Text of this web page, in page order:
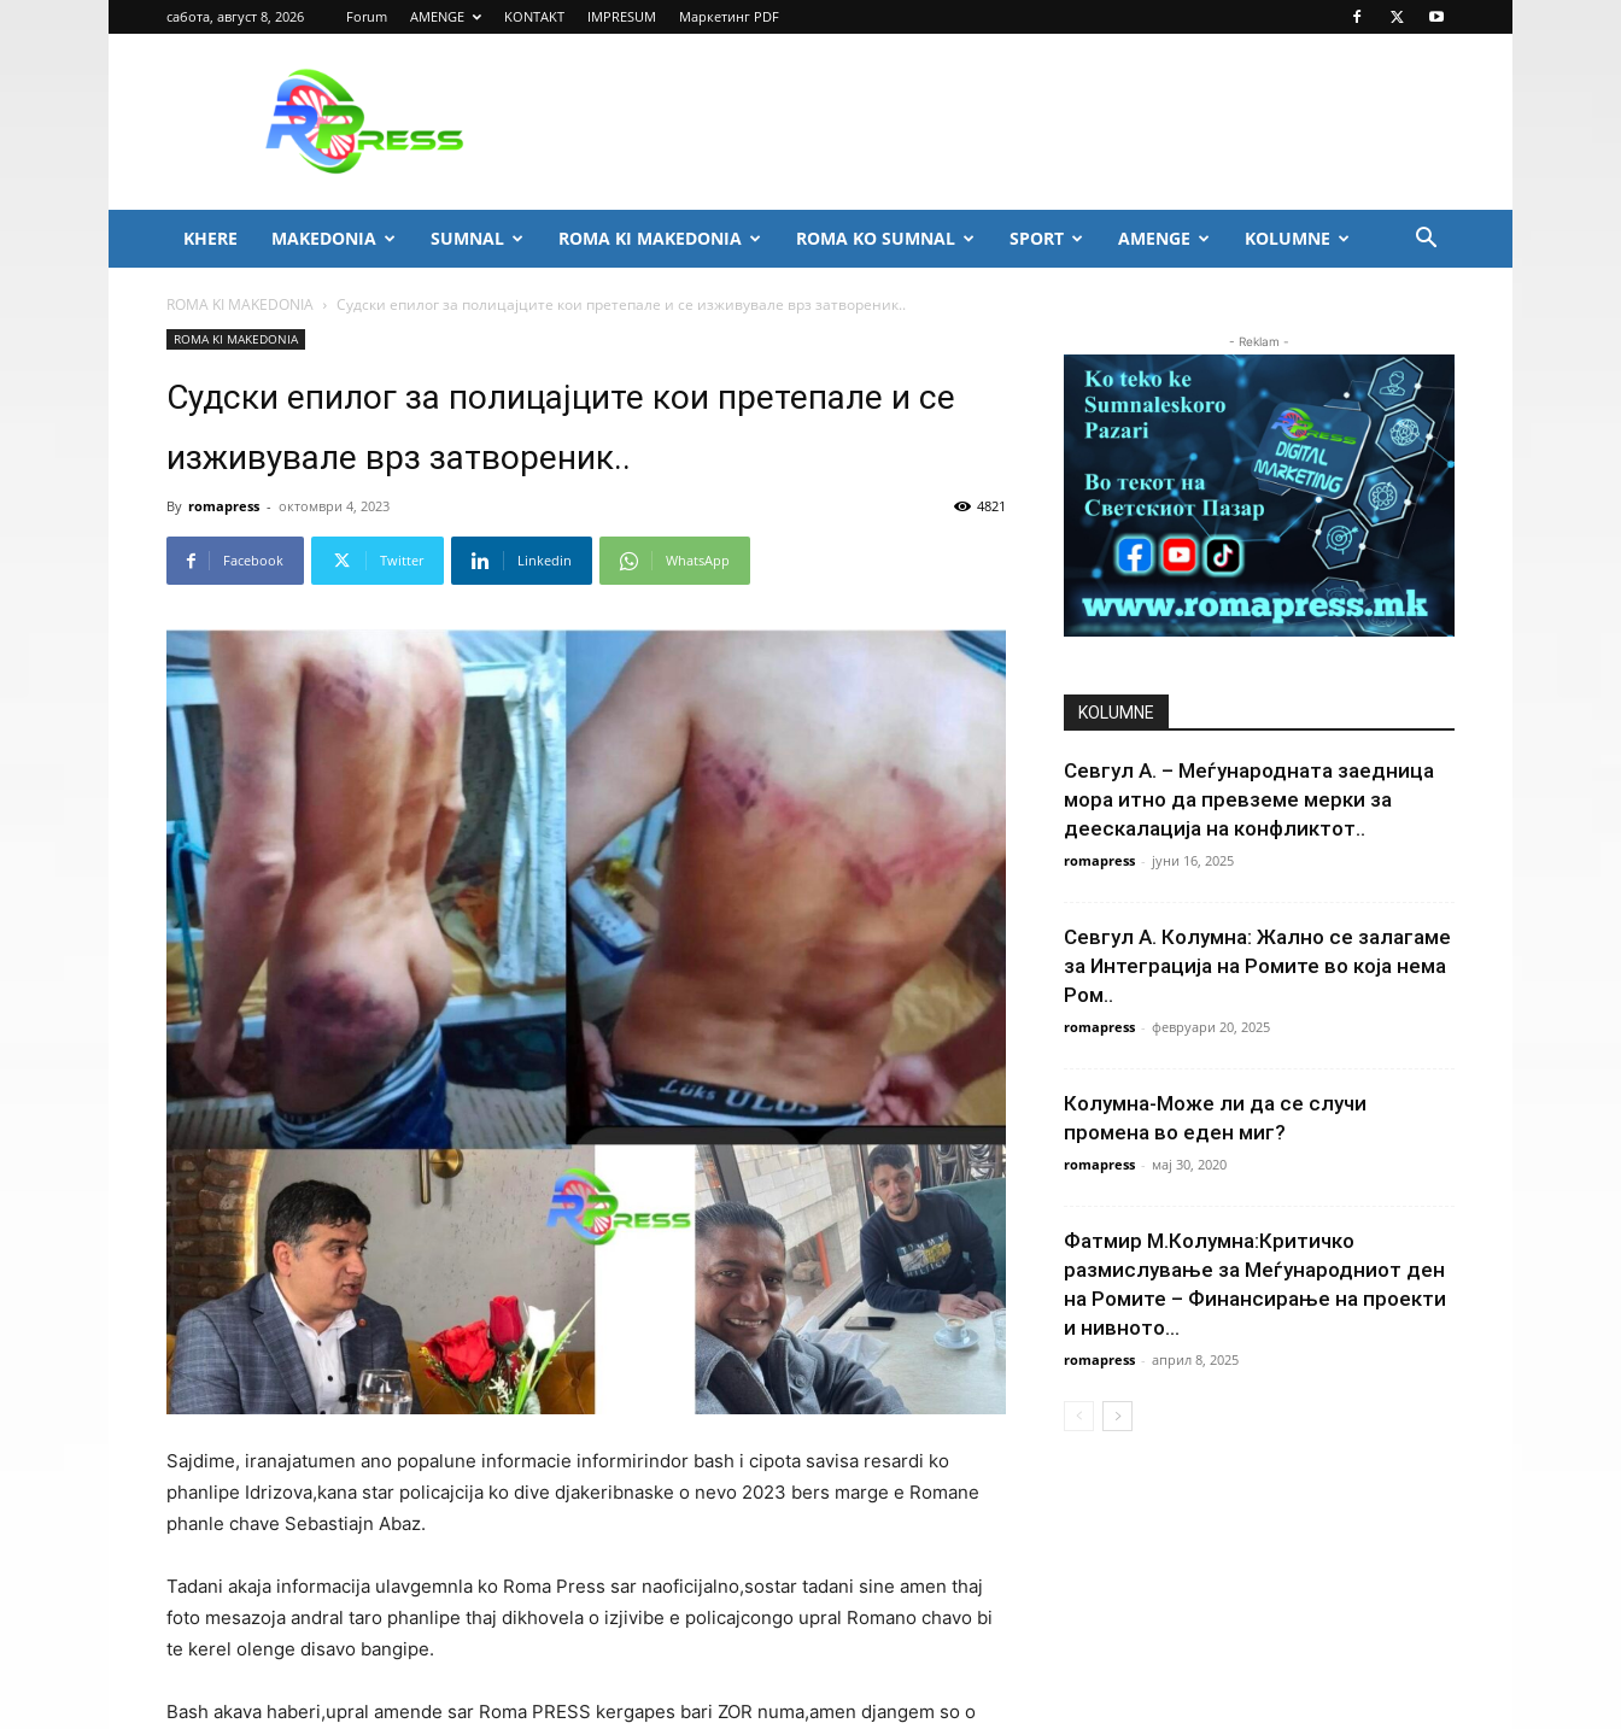
сабота, август 8, 2026 Forum AMENGE KONTAKT IMPRESUM Маркетинг PDF
PRESS
KHERE MAKEDONIA SUMNAL ROMA KI MAKEDONIA ROMA KO SUMNAL SPORT AMENGE KOLUMNE
ROMA KI MAKEDONIA Судски епилог за полицајците кои претепале и се изживувале врз затвореник..
ROMA KI MAKEDONIA
Судски епилог за полицајците кои претепале и се
изживувале врз затвореник..
By romapress - октомври 4, 2023 4821
Facebook Twitter Linkedin WhatsApp
Sajdime, iranajatumen ano popalune informacie informirindor bash i cipota savisa resardi ko
phanlipe Idrizova,kana star policajcija ko dive djakeribnaske o nevo 2023 bers marge e Romane
phanle chave Sebastiajn Abaz.
Tadani akaja informacija ulavgemnla ko Roma Press sar naoficijalno,sostar tadani sine amen thaj
foto mesazoja andral taro phanlipe thaj dikhovela o izjivibe e policajcongo upral Romano chavo bi
te kerel olenge disavo bangipe.
Bash akava haberi,upral amende sar Roma PRESS kergapes bari ZOR numa,amen djangem so o
- Reklam -
KOLUMNE
Севгул А. – Меѓународната заедница
мора итно да превземе мерки за
деескалација на конфликтот..
romapress - јуни 16, 2025
Севгул А. Колумна: Жално се залагаме
за Интеграција на Ромите во која нема
Ром..
romapress - февруари 20, 2025
Колумна-Може ли да се случи
промена во еден миг?
romapress - мај 30, 2020
Фатмир М.Колумна:Критичко
размислување за Меѓународниот ден
на Ромите – Финансирање на проекти
и нивното...
romapress - април 8, 2025